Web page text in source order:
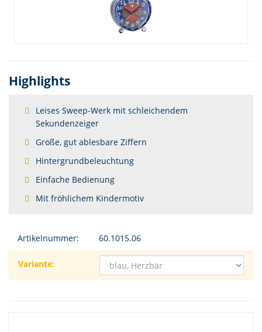
Highlights
Leises Sweep-Werk mit schleichendem
Sekundenzeiger
Große, gut ablesbare Ziffern
Hintergrundbeleuchtung
Einfache Bedienung
Mit fröhlichem Kindermotiv
Artikelnummer: 60.1015.06
Variante: